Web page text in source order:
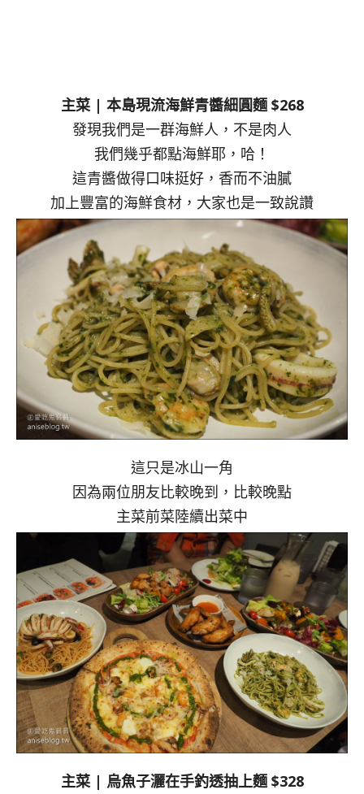
主菜 | 本島現流海鮮青醬細圓麵 $268
發現我們是一群海鮮人，不是肉人
我們幾乎都點海鮮耶，哈！
這青醬做得口味挺好，香而不油膩
加上豐富的海鮮食材，大家也是一致說讚
這只是冰山一角
因為兩位朋友比較晚到，比較晚點
主菜前菜陸續出菜中
主菜 | 烏魚子灑在手釣透抽上麵 $328